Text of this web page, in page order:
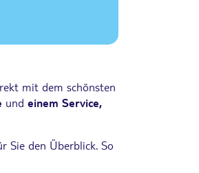
mit dem schönsten
und einem Service,
Sie den Überblick. So